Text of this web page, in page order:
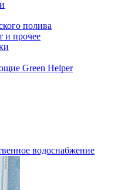
полива
и прочее
Green Helper
водоснабжение